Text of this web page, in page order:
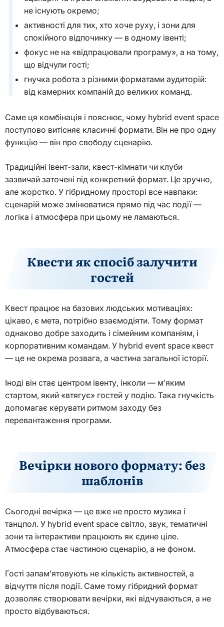
не існують окремо;
активності для тих, хто хоче руху, і зони для
спокійного відпочинку — в одному івенті;
фокус не на «відпрацювали програму», а на тому,
що відчули гості;
гнучка робота з різними форматами аудиторій:
від камерних компаній до великих команд.
Саме ця комбінація і пояснює, чому hybrid event space
поступово витісняє класичні формати. Він не про одну
функцію — він про свободу сценарію.
Традиційні івент-зали, квест-кімнати чи клуби
зазвичай заточені під конкретний формат. Це зручно,
але жорстко. У гібридному просторі все навпаки:
сценарій може змінюватися прямо під час події —
логіка і атмосфера при цьому не ламаються.
Квести як спосіб залучити
гостей
Квест працює на базових людських мотиваціях:
цікаво, є мета, потрібно взаємодіяти. Тому формат
однаково добре заходить і сімейним компаніям, і
корпоративним командам. У hybrid event space квест
— це не окрема розвага, а частина загальної історії.
Іноді він стає центром івенту, інколи — м’яким
стартом, який «втягує» гостей у подію. Така гнучкість
допомагає керувати ритмом заходу без
перевантаження програми.
Вечірки нового формату: без
шаблонів
Сьогодні вечірка — це вже не просто музика і
танцпол. У hybrid event space світло, звук, тематичні
зони та інтерактиви працюють як єдине ціле.
Атмосфера стає частиною сценарію, а не фоном.
Гості запам’ятовують не кількість активностей, а
відчуття після події. Саме тому гібридний формат
дозволяє створювати вечірки, які відчуваються, а не
просто відбуваються.